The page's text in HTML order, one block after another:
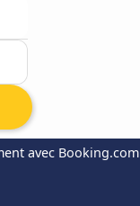
avec Booking.com